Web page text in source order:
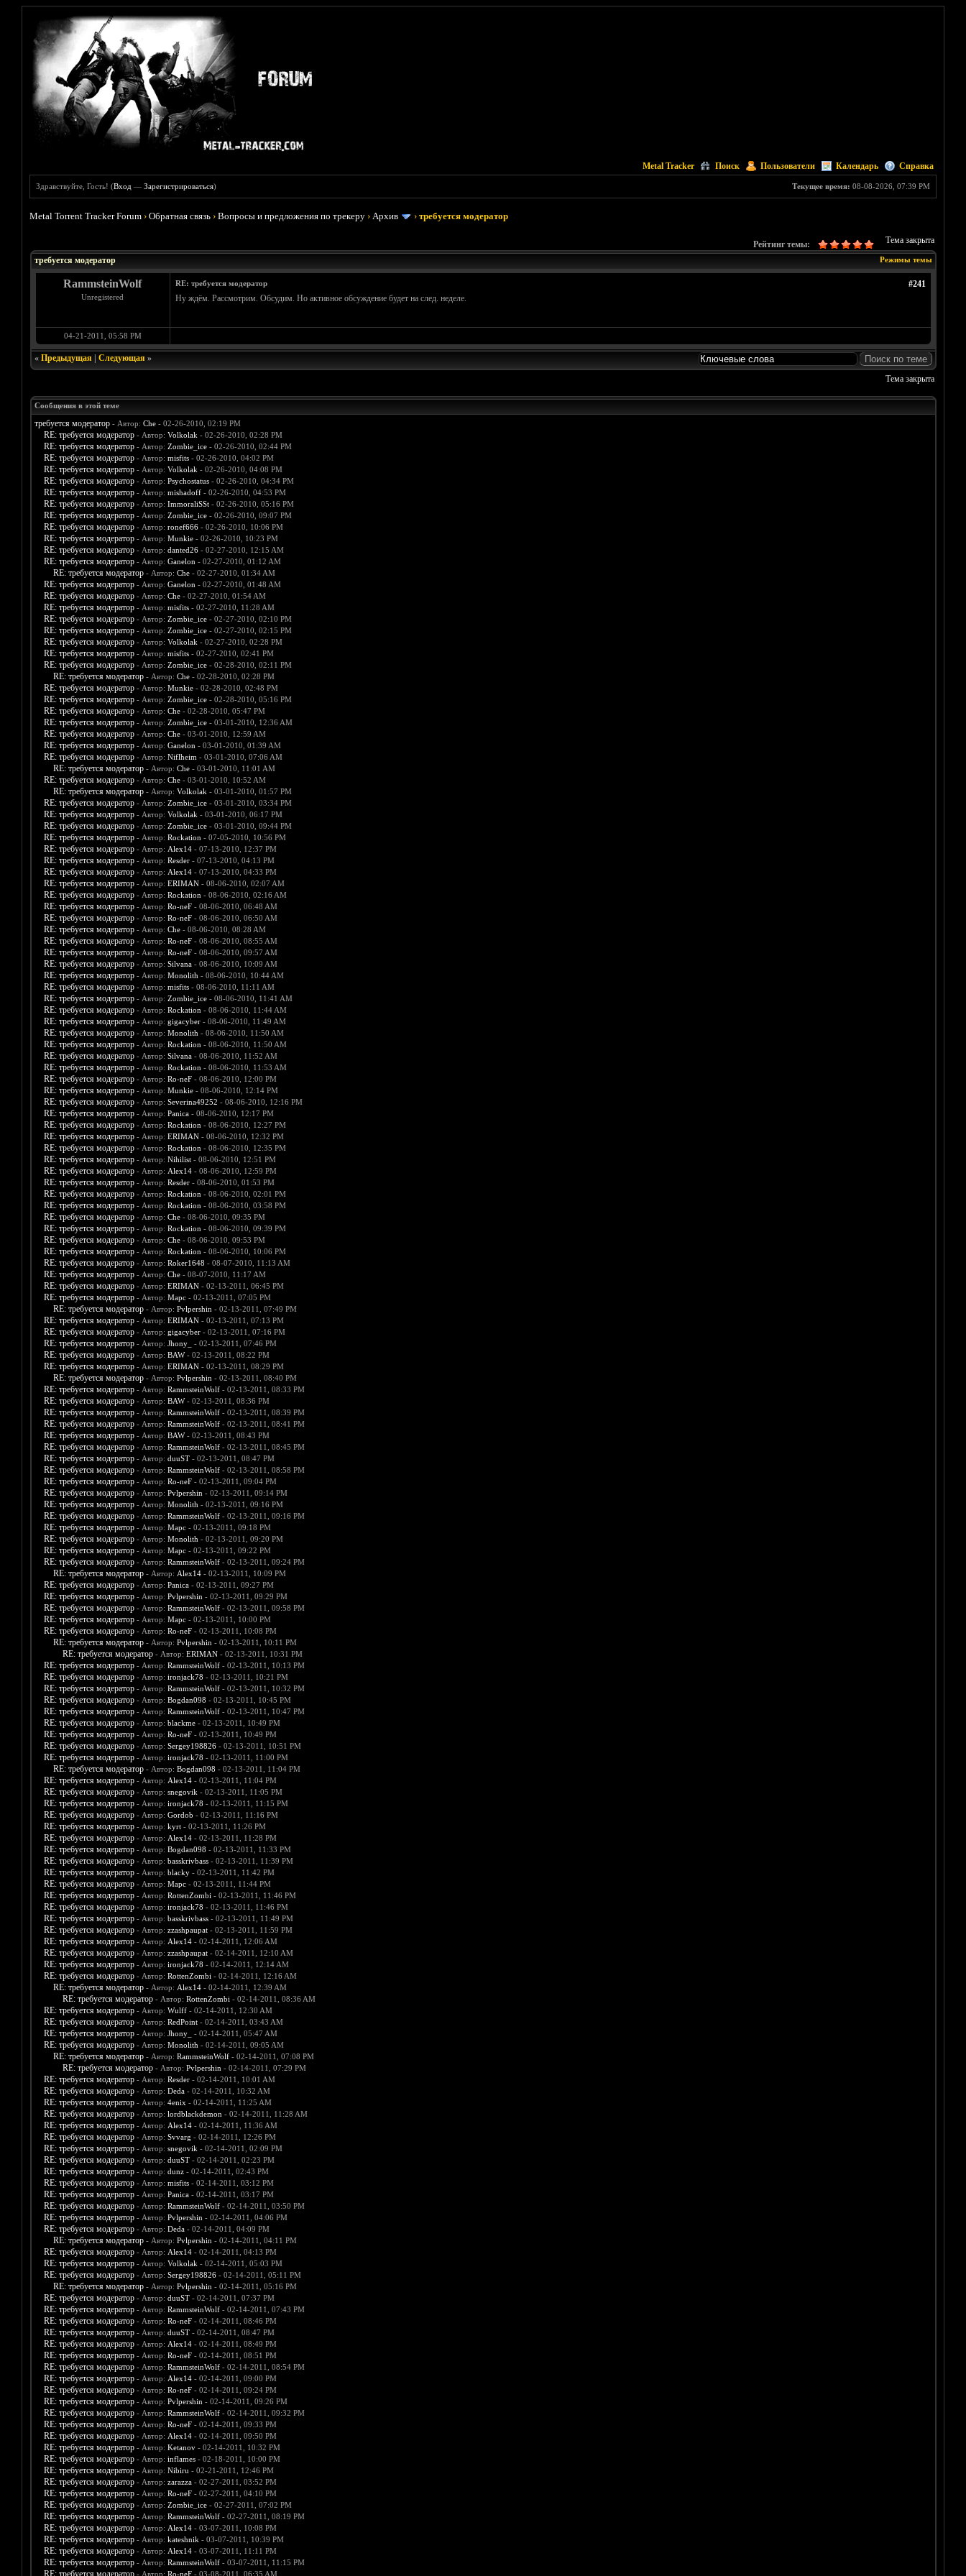
Metal Tracker Поиск Пользователи Календарь Справка
Текущее время: 08-08-2026, 07:39 PM
Здравствуйте, Гость! (Вход —Зарегистрироваться)
Metal Torrent Tracker Forum ›Обратная связь ›Вопросы и предложения по трекеру ›Архив ›требуется модератор
Тема закрыта
Рейтинг темы:
Режимы темы
требуется модератор
RammsteinWolf
Unregistered
#241
RE: требуется модератор
Ну ждём. Рассмотрим. Обсудим. Но активное обсуждение будет на след. неделе.
04-21-2011, 05:58 PM
« Предыдущая| Следующая»
Тема закрыта
Сообщения в этой теме
требуется модератор - Автор: Che- 02-26-2010, 02:19 PM
RE: требуется модератор - Автор: Volkolak - 02-26-2010, 02:28 PM
RE: требуется модератор - Автор: Zombie_ice- 02-26-2010, 02:44 PM
RE: требуется модератор - Автор: misfits- 02-26-2010, 04:02 PM
RE: требуется модератор - Автор: Volkolak - 02-26-2010, 04:08 PM
RE: требуется модератор - Автор: Psychostatus- 02-26-2010, 04:34 PM
RE: требуется модератор - Автор: mishadoff- 02-26-2010, 04:53 PM
RE: требуется модератор - Автор: ImmoraliSSt- 02-26-2010, 05:16 PM
RE: требуется модератор - Автор: Zombie_ice- 02-26-2010, 09:07 PM
RE: требуется модератор - Автор: ronef666- 02-26-2010, 10:06 PM
RE: требуется модератор - Автор: Munkie- 02-26-2010, 10:23 PM
RE: требуется модератор - Автор: danted26- 02-27-2010, 12:15 AM
RE: требуется модератор - Автор: Ganelon - 02-27-2010, 01:12 AM
RE: требуется модератор - Автор: Che- 02-27-2010, 01:34 AM
RE: требуется модератор - Автор: Ganelon - 02-27-2010, 01:48 AM
RE: требуется модератор - Автор: Che- 02-27-2010, 01:54 AM
RE: требуется модератор - Автор: misfits- 02-27-2010, 11:28 AM
RE: требуется модератор - Автор: Zombie_ice- 02-27-2010, 02:10 PM
RE: требуется модератор - Автор: Zombie_ice- 02-27-2010, 02:15 PM
RE: требуется модератор - Автор: Volkolak - 02-27-2010, 02:28 PM
RE: требуется модератор - Автор: misfits- 02-27-2010, 02:41 PM
RE: требуется модератор - Автор: Zombie_ice- 02-28-2010, 02:11 PM
RE: требуется модератор - Автор: Che- 02-28-2010, 02:28 PM
RE: требуется модератор - Автор: Munkie- 02-28-2010, 02:48 PM
RE: требуется модератор - Автор: Zombie_ice- 02-28-2010, 05:16 PM
RE: требуется модератор - Автор: Che- 02-28-2010, 05:47 PM
RE: требуется модератор - Автор: Zombie_ice- 03-01-2010, 12:36 AM
RE: требуется модератор - Автор: Che- 03-01-2010, 12:59 AM
RE: требуется модератор - Автор: Ganelon - 03-01-2010, 01:39 AM
RE: требуется модератор - Автор: Niflheim - 03-01-2010, 07:06 AM
RE: требуется модератор - Автор: Che- 03-01-2010, 11:01 AM
RE: требуется модератор - Автор: Che- 03-01-2010, 10:52 AM
RE: требуется модератор - Автор: Volkolak - 03-01-2010, 01:57 PM
RE: требуется модератор - Автор: Zombie_ice- 03-01-2010, 03:34 PM
RE: требуется модератор - Автор: Volkolak - 03-01-2010, 06:17 PM
RE: требуется модератор - Автор: Zombie_ice- 03-01-2010, 09:44 PM
RE: требуется модератор - Автор: Rockation - 07-05-2010, 10:56 PM
RE: требуется модератор - Автор: Alex14- 07-13-2010, 12:37 PM
RE: требуется модератор - Автор: Resder- 07-13-2010, 04:13 PM
RE: требуется модератор - Автор: Alex14- 07-13-2010, 04:33 PM
RE: требуется модератор - Автор: ERIMAN- 08-06-2010, 02:07 AM
RE: требуется модератор - Автор: Rockation - 08-06-2010, 02:16 AM
RE: требуется модератор - Автор: Ro-neF- 08-06-2010, 06:48 AM
RE: требуется модератор - Автор: Ro-neF- 08-06-2010, 06:50 AM
RE: требуется модератор - Автор: Che- 08-06-2010, 08:28 AM
RE: требуется модератор - Автор: Ro-neF- 08-06-2010, 08:55 AM
RE: требуется модератор - Автор: Ro-neF- 08-06-2010, 09:57 AM
RE: требуется модератор - Автор: Silvana- 08-06-2010, 10:09 AM
RE: требуется модератор - Автор: Monolith - 08-06-2010, 10:44 AM
RE: требуется модератор - Автор: misfits- 08-06-2010, 11:11 AM
RE: требуется модератор - Автор: Zombie_ice- 08-06-2010, 11:41 AM
RE: требуется модератор - Автор: Rockation - 08-06-2010, 11:44 AM
RE: требуется модератор - Автор: gigacyber- 08-06-2010, 11:49 AM
RE: требуется модератор - Автор: Monolith - 08-06-2010, 11:50 AM
RE: требуется модератор - Автор: Rockation - 08-06-2010, 11:50 AM
RE: требуется модератор - Автор: Silvana- 08-06-2010, 11:52 AM
RE: требуется модератор - Автор: Rockation - 08-06-2010, 11:53 AM
RE: требуется модератор - Автор: Ro-neF- 08-06-2010, 12:00 PM
RE: требуется модератор - Автор: Munkie- 08-06-2010, 12:14 PM
RE: требуется модератор - Автор: Severina49252 - 08-06-2010, 12:16 PM
RE: требуется модератор - Автор: Panica- 08-06-2010, 12:17 PM
RE: требуется модератор - Автор: Rockation - 08-06-2010, 12:27 PM
RE: требуется модератор - Автор: ERIMAN- 08-06-2010, 12:32 PM
RE: требуется модератор - Автор: Rockation - 08-06-2010, 12:35 PM
RE: требуется модератор - Автор: Nihilist- 08-06-2010, 12:51 PM
RE: требуется модератор - Автор: Alex14- 08-06-2010, 12:59 PM
RE: требуется модератор - Автор: Resder- 08-06-2010, 01:53 PM
RE: требуется модератор - Автор: Rockation - 08-06-2010, 02:01 PM
RE: требуется модератор - Автор: Rockation - 08-06-2010, 03:58 PM
RE: требуется модератор - Автор: Che- 08-06-2010, 09:35 PM
RE: требуется модератор - Автор: Rockation - 08-06-2010, 09:39 PM
RE: требуется модератор - Автор: Che- 08-06-2010, 09:53 PM
RE: требуется модератор - Автор: Rockation - 08-06-2010, 10:06 PM
RE: требуется модератор - Автор: Roker1648 - 08-07-2010, 11:13 AM
RE: требуется модератор - Автор: Che- 08-07-2010, 11:17 AM
RE: требуется модератор - Автор: ERIMAN- 02-13-2011, 06:45 PM
RE: требуется модератор - Автор: Марс- 02-13-2011, 07:05 PM
RE: требуется модератор - Автор: Pvlpershin - 02-13-2011, 07:49 PM
RE: требуется модератор - Автор: ERIMAN- 02-13-2011, 07:13 PM
RE: требуется модератор - Автор: gigacyber- 02-13-2011, 07:16 PM
RE: требуется модератор - Автор: Jhony_ - 02-13-2011, 07:46 PM
RE: требуется модератор - Автор: BAW- 02-13-2011, 08:22 PM
RE: требуется модератор - Автор: ERIMAN- 02-13-2011, 08:29 PM
RE: требуется модератор - Автор: Pvlpershin - 02-13-2011, 08:40 PM
RE: требуется модератор - Автор: RammsteinWolf- 02-13-2011, 08:33 PM
RE: требуется модератор - Автор: BAW- 02-13-2011, 08:36 PM
RE: требуется модератор - Автор: RammsteinWolf- 02-13-2011, 08:39 PM
RE: требуется модератор - Автор: RammsteinWolf- 02-13-2011, 08:41 PM
RE: требуется модератор - Автор: BAW- 02-13-2011, 08:43 PM
RE: требуется модератор - Автор: RammsteinWolf- 02-13-2011, 08:45 PM
RE: требуется модератор - Автор: duuST- 02-13-2011, 08:47 PM
RE: требуется модератор - Автор: RammsteinWolf- 02-13-2011, 08:58 PM
RE: требуется модератор - Автор: Ro-neF- 02-13-2011, 09:04 PM
RE: требуется модератор - Автор: Pvlpershin - 02-13-2011, 09:14 PM
RE: требуется модератор - Автор: Monolith - 02-13-2011, 09:16 PM
RE: требуется модератор - Автор: RammsteinWolf- 02-13-2011, 09:16 PM
RE: требуется модератор - Автор: Марс- 02-13-2011, 09:18 PM
RE: требуется модератор - Автор: Monolith - 02-13-2011, 09:20 PM
RE: требуется модератор - Автор: Марс- 02-13-2011, 09:22 PM
RE: требуется модератор - Автор: RammsteinWolf- 02-13-2011, 09:24 PM
RE: требуется модератор - Автор: Alex14- 02-13-2011, 10:09 PM
RE: требуется модератор - Автор: Panica- 02-13-2011, 09:27 PM
RE: требуется модератор - Автор: Pvlpershin - 02-13-2011, 09:29 PM
RE: требуется модератор - Автор: RammsteinWolf- 02-13-2011, 09:58 PM
RE: требуется модератор - Автор: Марс- 02-13-2011, 10:00 PM
RE: требуется модератор - Автор: Ro-neF- 02-13-2011, 10:08 PM
RE: требуется модератор - Автор: Pvlpershin - 02-13-2011, 10:11 PM
RE: требуется модератор - Автор: ERIMAN- 02-13-2011, 10:31 PM
RE: требуется модератор - Автор: RammsteinWolf- 02-13-2011, 10:13 PM
RE: требуется модератор - Автор: ironjack78 - 02-13-2011, 10:21 PM
RE: требуется модератор - Автор: RammsteinWolf- 02-13-2011, 10:32 PM
RE: требуется модератор - Автор: Bogdan098 - 02-13-2011, 10:45 PM
RE: требуется модератор - Автор: RammsteinWolf- 02-13-2011, 10:47 PM
RE: требуется модератор - Автор: blackme- 02-13-2011, 10:49 PM
RE: требуется модератор - Автор: Ro-neF- 02-13-2011, 10:49 PM
RE: требуется модератор - Автор: Sergey198826- 02-13-2011, 10:51 PM
RE: требуется модератор - Автор: ironjack78 - 02-13-2011, 11:00 PM
RE: требуется модератор - Автор: Bogdan098 - 02-13-2011, 11:04 PM
RE: требуется модератор - Автор: Alex14- 02-13-2011, 11:04 PM
RE: требуется модератор - Автор: snegovik - 02-13-2011, 11:05 PM
RE: требуется модератор - Автор: ironjack78 - 02-13-2011, 11:15 PM
RE: требуется модератор - Автор: Gordob - 02-13-2011, 11:16 PM
RE: требуется модератор - Автор: kyrt- 02-13-2011, 11:26 PM
RE: требуется модератор - Автор: Alex14- 02-13-2011, 11:28 PM
RE: требуется модератор - Автор: Bogdan098 - 02-13-2011, 11:33 PM
RE: требуется модератор - Автор: basskrivbass- 02-13-2011, 11:39 PM
RE: требуется модератор - Автор: blacky- 02-13-2011, 11:42 PM
RE: требуется модератор - Автор: Марс- 02-13-2011, 11:44 PM
RE: требуется модератор - Автор: RottenZombi - 02-13-2011, 11:46 PM
RE: требуется модератор - Автор: ironjack78 - 02-13-2011, 11:46 PM
RE: требуется модератор - Автор: basskrivbass- 02-13-2011, 11:49 PM
RE: требуется модератор - Автор: zzashpaupat- 02-13-2011, 11:59 PM
RE: требуется модератор - Автор: Alex14- 02-14-2011, 12:06 AM
RE: требуется модератор - Автор: zzashpaupat- 02-14-2011, 12:10 AM
RE: требуется модератор - Автор: ironjack78 - 02-14-2011, 12:14 AM
RE: требуется модератор - Автор: RottenZombi - 02-14-2011, 12:16 AM
RE: требуется модератор - Автор: Alex14- 02-14-2011, 12:39 AM
RE: требуется модератор - Автор: RottenZombi - 02-14-2011, 08:36 AM
RE: требуется модератор - Автор: Wulff- 02-14-2011, 12:30 AM
RE: требуется модератор - Автор: RedPoint- 02-14-2011, 03:43 AM
RE: требуется модератор - Автор: Jhony_ - 02-14-2011, 05:47 AM
RE: требуется модератор - Автор: Monolith - 02-14-2011, 09:05 AM
RE: требуется модератор - Автор: RammsteinWolf- 02-14-2011, 07:08 PM
RE: требуется модератор - Автор: Pvlpershin - 02-14-2011, 07:29 PM
RE: требуется модератор - Автор: Resder- 02-14-2011, 10:01 AM
RE: требуется модератор - Автор: Deda- 02-14-2011, 10:32 AM
RE: требуется модератор - Автор: 4enix - 02-14-2011, 11:25 AM
RE: требуется модератор - Автор: lordblackdemon - 02-14-2011, 11:28 AM
RE: требуется модератор - Автор: Alex14- 02-14-2011, 11:36 AM
RE: требуется модератор - Автор: Svvarg - 02-14-2011, 12:26 PM
RE: требуется модератор - Автор: snegovik - 02-14-2011, 02:09 PM
RE: требуется модератор - Автор: duuST- 02-14-2011, 02:23 PM
RE: требуется модератор - Автор: dunz- 02-14-2011, 02:43 PM
RE: требуется модератор - Автор: misfits- 02-14-2011, 03:12 PM
RE: требуется модератор - Автор: Panica- 02-14-2011, 03:17 PM
RE: требуется модератор - Автор: RammsteinWolf- 02-14-2011, 03:50 PM
RE: требуется модератор - Автор: Pvlpershin - 02-14-2011, 04:06 PM
RE: требуется модератор - Автор: Deda- 02-14-2011, 04:09 PM
RE: требуется модератор - Автор: Pvlpershin - 02-14-2011, 04:11 PM
RE: требуется модератор - Автор: Alex14- 02-14-2011, 04:13 PM
RE: требуется модератор - Автор: Volkolak - 02-14-2011, 05:03 PM
RE: требуется модератор - Автор: Sergey198826- 02-14-2011, 05:11 PM
RE: требуется модератор - Автор: Pvlpershin - 02-14-2011, 05:16 PM
RE: требуется модератор - Автор: duuST- 02-14-2011, 07:37 PM
RE: требуется модератор - Автор: RammsteinWolf- 02-14-2011, 07:43 PM
RE: требуется модератор - Автор: Ro-neF- 02-14-2011, 08:46 PM
RE: требуется модератор - Автор: duuST- 02-14-2011, 08:47 PM
RE: требуется модератор - Автор: Alex14- 02-14-2011, 08:49 PM
RE: требуется модератор - Автор: Ro-neF- 02-14-2011, 08:51 PM
RE: требуется модератор - Автор: RammsteinWolf- 02-14-2011, 08:54 PM
RE: требуется модератор - Автор: Alex14- 02-14-2011, 09:00 PM
RE: требуется модератор - Автор: Ro-neF- 02-14-2011, 09:24 PM
RE: требуется модератор - Автор: Pvlpershin - 02-14-2011, 09:26 PM
RE: требуется модератор - Автор: RammsteinWolf- 02-14-2011, 09:32 PM
RE: требуется модератор - Автор: Ro-neF- 02-14-2011, 09:33 PM
RE: требуется модератор - Автор: Alex14- 02-14-2011, 09:50 PM
RE: требуется модератор - Автор: Ketanov- 02-14-2011, 10:32 PM
RE: требуется модератор - Автор: inflames- 02-18-2011, 10:00 PM
RE: требуется модератор - Автор: Nibiru - 02-21-2011, 12:46 PM
RE: требуется модератор - Автор: zarazza- 02-27-2011, 03:52 PM
RE: требуется модератор - Автор: Ro-neF- 02-27-2011, 04:10 PM
RE: требуется модератор - Автор: Zombie_ice- 02-27-2011, 07:02 PM
RE: требуется модератор - Автор: RammsteinWolf- 02-27-2011, 08:19 PM
RE: требуется модератор - Автор: Alex14- 03-07-2011, 10:08 PM
RE: требуется модератор - Автор: kateshnik - 03-07-2011, 10:39 PM
RE: требуется модератор - Автор: Alex14- 03-07-2011, 11:11 PM
RE: требуется модератор - Автор: RammsteinWolf- 03-07-2011, 11:15 PM
RE: требуется модератор - Автор: Ro-neF- 03-08-2011, 06:35 AM